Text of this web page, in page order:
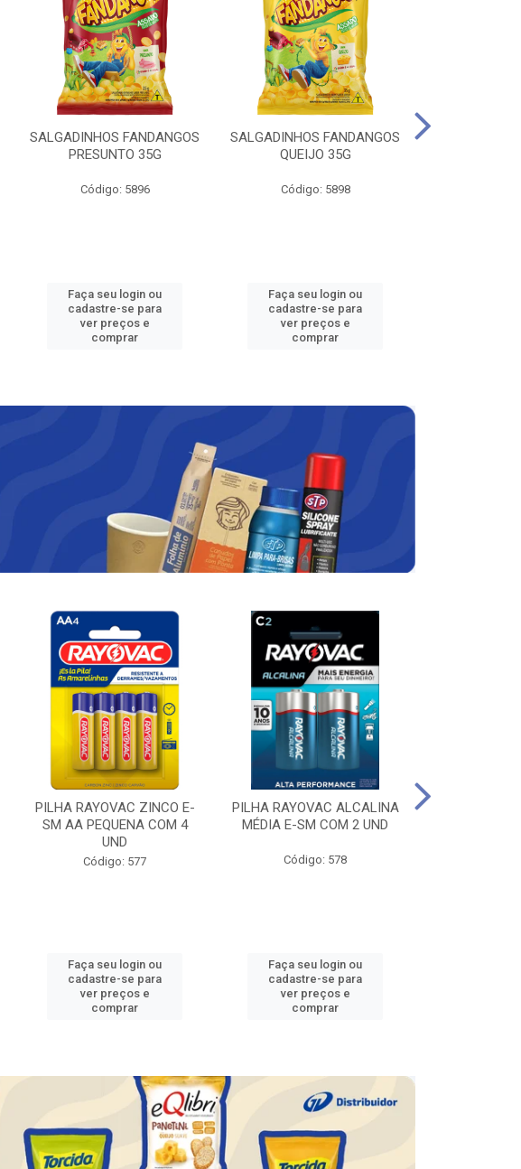
SALGADINHOS FANDANGOS
PRESUNTO 35G
Código: 5896
Faça seu login ou
cadastre-se para
ver preços e
comprar
SALGADINHOS FANDANGOS
QUEIJO 35G
Código: 5898
Faça seu login ou
cadastre-se para
ver preços e
comprar
PILHA RAYOVAC ZINCO E-
SM AA PEQUENA COM 4
UND
Código: 577
Faça seu login ou
cadastre-se para
ver preços e
comprar
PILHA RAYOVAC ALCALINA
MÉDIA E-SM COM 2 UND
Código: 578
Faça seu login ou
cadastre-se para
ver preços e
comprar